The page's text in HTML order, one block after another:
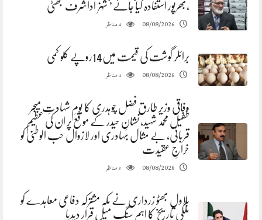
،بھرپور استفادہ کیا جائے’ شہزاداشرف بھٹی
08/08/2026
4مناظر
برائلر گوشت کی قیمت میں14روپے کلو کمی
08/08/2026
4مناظر
وفاقی وزیر طارق فضل چوہدری کا یومِ شہادتِ میجر
طفیل محمد شہید، نشانِ حیدر کے موقع پر ان کی عظیم
قربانی، بے مثال بہادری اور لازوال حب الوطنی کو
خراجِ عقیدت
08/08/2026
3مناظر
بلاول بھٹو زرداری نے مکہ مشترکہ دفاعی معاہدے کو
ملکی تاریخ کا اہم سنگ میل قرار دیدیا